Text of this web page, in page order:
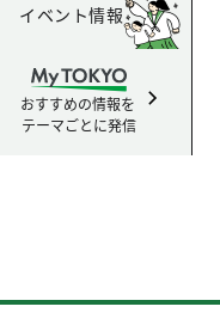
イベント情報
おすすめの情報を
テーマごとに発信